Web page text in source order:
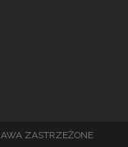
ZASTRZEŻONE